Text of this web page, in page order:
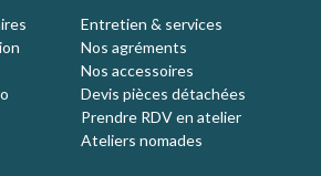
Entretien & services
Nos agréments
Nos accessoires
Devis pièces détachées
Prendre RDV en atelier
Ateliers nomades